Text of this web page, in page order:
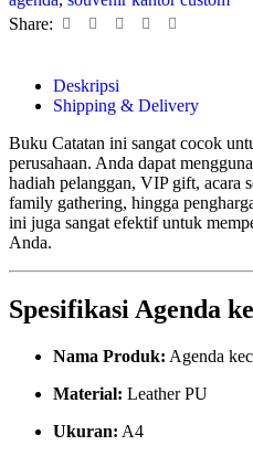
Share:
Deskripsi
Shipping & Delivery
Buku Catatan ini sangat cocok
perusahaan. Anda dapat
hadiah pelanggan, VIP gift, acara
family gathering, hingga
ini juga sangat efektif untuk
Anda.
Spesifikasi Agenda
Nama Produk: Agenda
Material: Leather PU
Ukuran: A4